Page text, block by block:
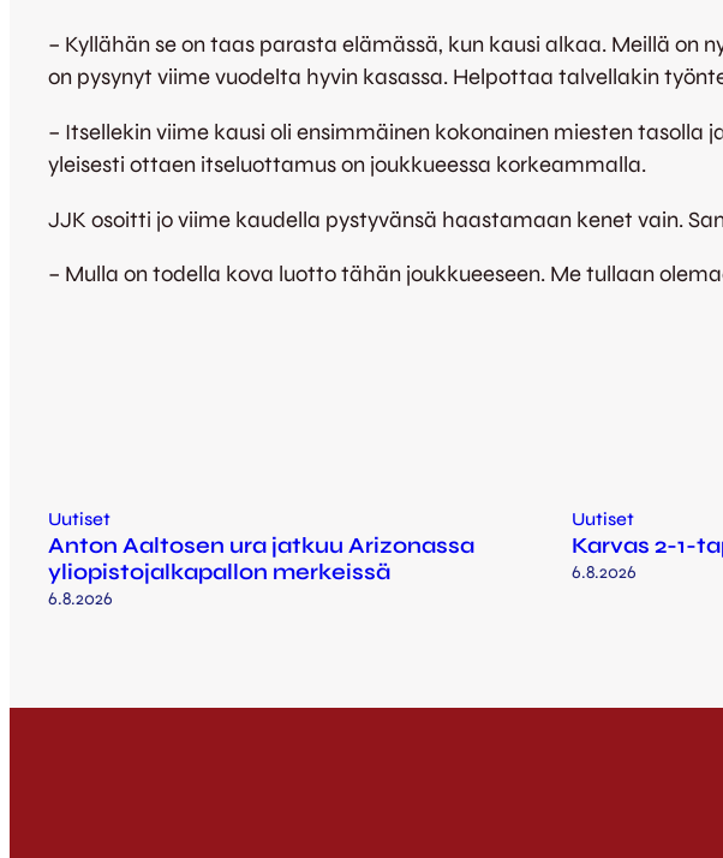
– Kyllähän se on taas parasta elämässä, kun kausi alkaa. Meillä
on pysynyt viime vuodelta hyvin kasassa. Helpottaa talvellakin
– Itsellekin viime kausi oli ensimmäinen kokonainen miesten
yleisesti ottaen itseluottamus on joukkueessa korkeammalla.
JJK osoitti jo viime kaudella pystyvänsä haastamaan kenet vain.
– Mulla on todella kova luotto tähän joukkueeseen. Me tullaan
Uutiset
Anton Aaltosen ura jatkuu Arizonassa
yliopistojalkapallon merkeissä
6.8.2026
Uutiset
Karvas 2-1-
6.8.2026